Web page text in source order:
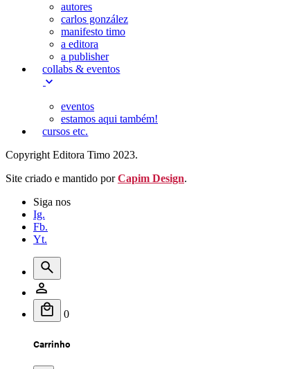
autores
carlos gonzález
manifesto timo
a editora
a publisher
collabs & eventos
eventos
estamos aqui também!
cursos etc.
Copyright Editora Timo 2023.
Site criado e mantido porCapim Design.
Siga nos
Ig.
Fb.
Yt.
0
Carrinho